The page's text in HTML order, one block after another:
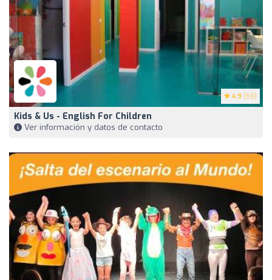
4.9 (59)
Kids & Us - English For Children
Ver información y datos de contacto